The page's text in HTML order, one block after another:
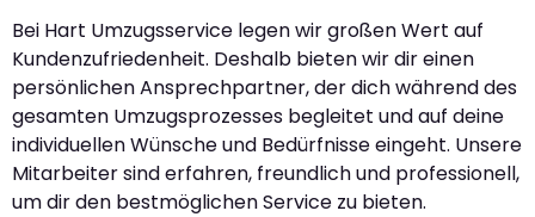
Bei Hart Umzugsservice legen wir großen Wert auf
Kundenzufriedenheit. Deshalb bieten wir dir einen
persönlichen Ansprechpartner, der dich während des
gesamten Umzugsprozesses begleitet und auf deine
individuellen Wünsche und Bedürfnisse eingeht. Unsere
Mitarbeiter sind erfahren, freundlich und professionell,
um dir den bestmöglichen Service zu bieten.